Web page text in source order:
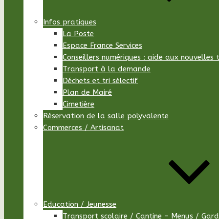
Infos pratiques
La Poste
Espace France Services
Conseillers numériques : aide aux nouvelles
Transport à la demande
Déchets et tri sélectif
Plan de Mairé
Cimetière
Réservation de la salle polyvalente
Commerces / Artisanat
Education / Jeunesse
Transport scolaire / Cantine – Menus /